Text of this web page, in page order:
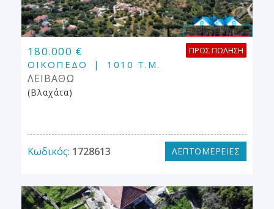
180.000 € ΠΡΟΣ ΠΏΛΗΣΗ
ΟΙΚΌΠΕΔΟ 1010 Τ.Μ.
ΛΕΙΒΑΘΩ
(Βλαχάτα)
Κωδικός: 1728613 ΛΕΠΤΟΜΕΡΕΙΕΣ